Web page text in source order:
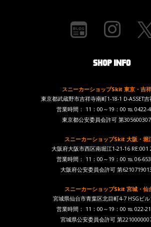
スニーカーショップSkit 東京・吉
東京都武蔵野市吉祥寺南町1-18-1 D-ASSET
営業時間： 11：00～19：00 ℡ 0422-
東京都公安委員会許可 第
スニーカーショップSkit 大阪・堀
大阪府大阪市西区南堀江1-21-16 RE:001
営業時間： 11：00～19：00 ℡ 06-
大阪府公安委員会許可 第
スニーカーショップSkit 宮城・仙
宮城県仙台市青葉区北目町4-7 HSGビル
営業時間： 11：00～19：00 ℡ 022-
宮城県公安委員会許可 第